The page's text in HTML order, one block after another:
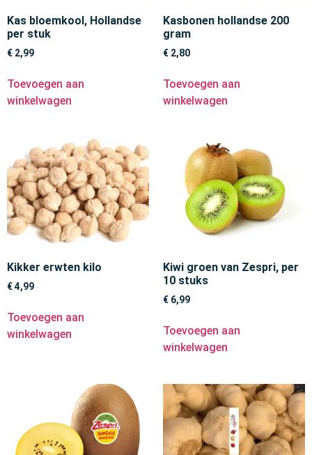
Kas bloemkool, Hollandse
per stuk
€ 2,99
Toevoegen aan
winkelwagen
Kasbonen hollandse 200
gram
€ 2,80
Toevoegen aan
winkelwagen
Kikker erwten kilo
€4,99
Toevoegen aan
winkelwagen
Kiwi groen van Zespri, per
10 stuks
€ 6,99
Toevoegen aan
winkelwagen